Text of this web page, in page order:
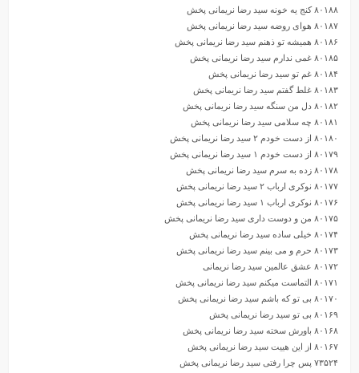
۸۰۱۸۸ کنج یه خونه سید رضا نریمانی پخش
۸۰۱۸۷ هوای روضه سید رضا نریمانی پخش
۸۰۱۸۶ همیشه تو ذهنم سید رضا نریمانی پخش
۸۰۱۸۵ غمی ندارم سید رضا نریمانی پخش
۸۰۱۸۴ غم تو سید رضا نریمانی پخش
۸۰۱۸۳ غلط گفتم سید رضا نریمانی پخش
۸۰۱۸۲ دل من سنگه سید رضا نریمانی پخش
۸۰۱۸۱ چه سلامی سید رضا نریمانی پخش
۸۰۱۸۰ از دست خودم ۲ سید رضا نریمانی پخش
۸۰۱۷۹ از دست خودم ۱ سید رضا نریمانی پخش
۸۰۱۷۸ زده به سرم سید رضا نریمانی پخش
۸۰۱۷۷ نوکری ارباب ۲ سید رضا نریمانی پخش
۸۰۱۷۶ نوکری ارباب ۱ سید رضا نریمانی پخش
۸۰۱۷۵ من و دوست داری سید رضا نریمانی پخش
۸۰۱۷۴ خیلی ساده سید رضا نریمانی پخش
۸۰۱۷۳ حرم و می بینم سید رضا نریمانی پخش
۸۰۱۷۲ عشق عالمین سید رضا نریمانی
۸۰۱۷۱ التماست میکنم سید رضا نریمانی پخش
۸۰۱۷۰ بی تو که باشم سید رضا نریمانی پخش
۸۰۱۶۹ بی تو سید رضا نریمانی پخش
۸۰۱۶۸ باورش سخته سید رضا نریمانی پخش
۸۰۱۶۷ از این هییت سید رضا نریمانی پخش
۷۳۵۲۴ پس چرا رفتی سید رضا نریمانی پخش